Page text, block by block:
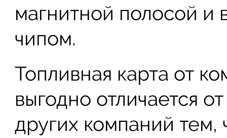
магнитной полосой
чипом.
Топливная карта от
выгодно отличается
других компаний тем,